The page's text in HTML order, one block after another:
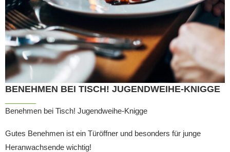
BENEHMEN BEI TISCH! JUGENDWEIHE-KNIGGE
Benehmen bei Tisch! Jugendweihe-Knigge
Gutes Benehmen ist ein Türöffner und besonders für junge
Heranwachsende wichtig!